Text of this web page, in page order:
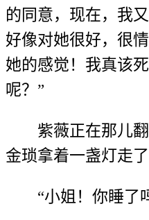
的同意，现在，我
好像对她很好，很
她的感觉！我真该
呢？”
紫薇正在那儿
金琐拿着一盏灯走了
“小姐！你睡了